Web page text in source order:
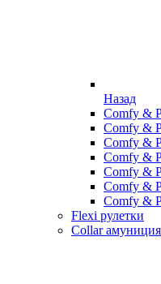
Назад
Comfy &
Comfy &
Comfy &
Comfy &
Comfy &
Comfy &
Comfy &
Flexi рулетки
Collar амуниция